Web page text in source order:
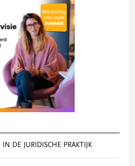
IN DE JURIDISCHE PRAKTIJK